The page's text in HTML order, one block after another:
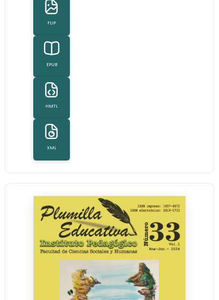
FLIP
EPUB
HMTL
XML